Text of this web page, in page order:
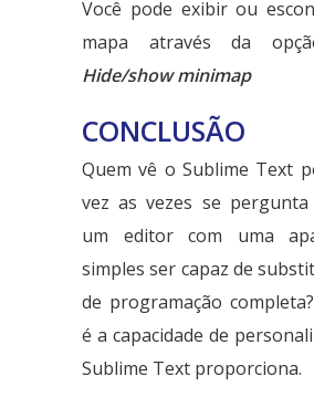
Você pode exibir ou
mapa através da
Hide/show minimap
CONCLUSÃO
Quem vê o Sublime Text
vez as vezes se
um editor com uma
simples ser capaz de
de programação
é a capacidade de
Sublime Text proporciona.